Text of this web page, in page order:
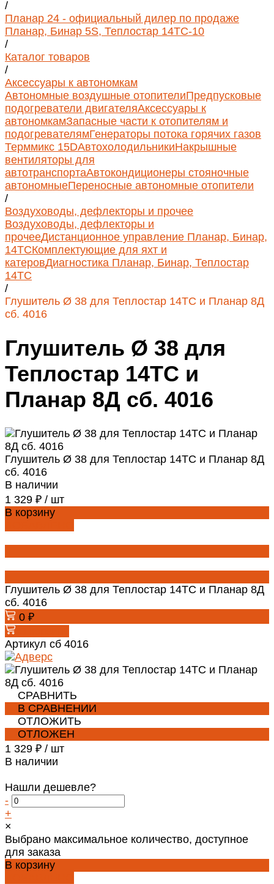
/
Планар 24 - официальный дилер по продаже
Планар, Бинар 5S, Теплостар 14ТС-10
/
Каталог товаров
/
Аксессуары к автономкам
Автономные воздушные отопителиПредпусковые
подогреватели двигателяАксессуары к
автономкамЗапасные части к отопителям и
подогревателямГенераторы потока горячих газов
Терммикс 15DАвтохолодильникиНакрышные
вентиляторы для
автотранспортаАвтокондиционеры стояночные
автономныеПереносные автономные отопители
/
Воздуховоды, дефлекторы и прочее
Воздуховоды, дефлекторы и
прочееДистанционное управление Планар, Бинар,
14ТСКомплектующие для яхт и
катеровДиагностика Планар, Бинар, Теплостар
14ТС
/
Глушитель Ø 38 для Теплостар 14ТС и Планар 8Д
сб. 4016
Глушитель Ø 38 для
Теплостар 14ТС и
Планар 8Д сб. 4016
Глушитель Ø 38 для Теплостар 14ТС и Планар 8Д
сб. 4016
В наличии
1 329 ₽ / шт
В корзину
Глушитель Ø 38 для Теплостар 14ТС и Планар 8Д
сб. 4016
0 ₽
Артикул сб 4016
СРАВНИТЬ
В СРАВНЕНИИ
ОТЛОЖИТЬ
ОТЛОЖЕН
1 329 ₽ / шт
В наличии
Нашли дешевле?
-
+
×
Выбрано максимальное количество, доступное
для заказа
В корзину